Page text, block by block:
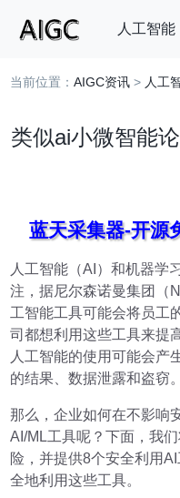
人工智能
搜索
当前位置：AIGC资讯 > 人工
类似ai小微智能
蓝天采集器-开源
人工智能（AI）和机器学
注，据尼尔森诺曼集团（
工智能工具可能会将员工
司都想利用这些工具来提
人工智能的使用可能会产
的结果、数据泄露和盗窃。
那么，企业如何在不影响
AI/ML工具呢？下面，我
险，并提供8个安全利用
全地利用这些工具。